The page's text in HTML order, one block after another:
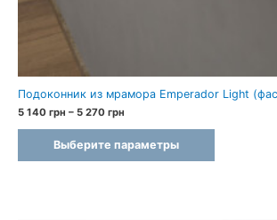
Подоконник из мрамора Emperador Light
5 140 грн – 5 270 грн
140 грн
–
Выберите параметры